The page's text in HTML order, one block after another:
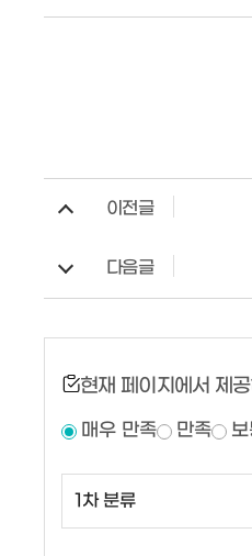
이전글
다음글
현재 페이지에서 제
매우 만족 만족